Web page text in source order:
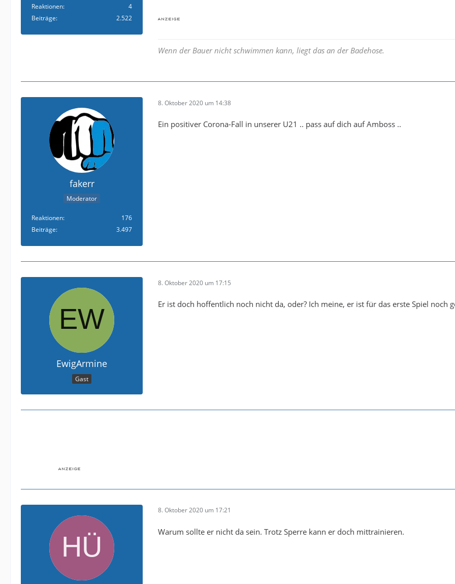
Reaktionen
4
Beiträge
2.522
Wenn der Bauer nicht schwimmen kann, liegt das an der Badehose.
fakerr
Moderator
Reaktionen
176
Beiträge
3.497
8. Oktober 2020 um 14:38
Ein positiver Corona-Fall in unserer U21 .. pass auf dich auf Amboss ..
EwigArmine
Gast
8. Oktober 2020 um 17:15
Er ist doch hoffentlich noch nicht da, oder? Ich meine, er ist für das erste Spiel noch
8. Oktober 2020 um 17:21
Warum sollte er nicht da sein. Trotz Sperre kann er doch mittrainieren.